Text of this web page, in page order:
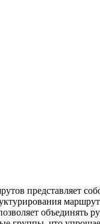
представляет
объединять